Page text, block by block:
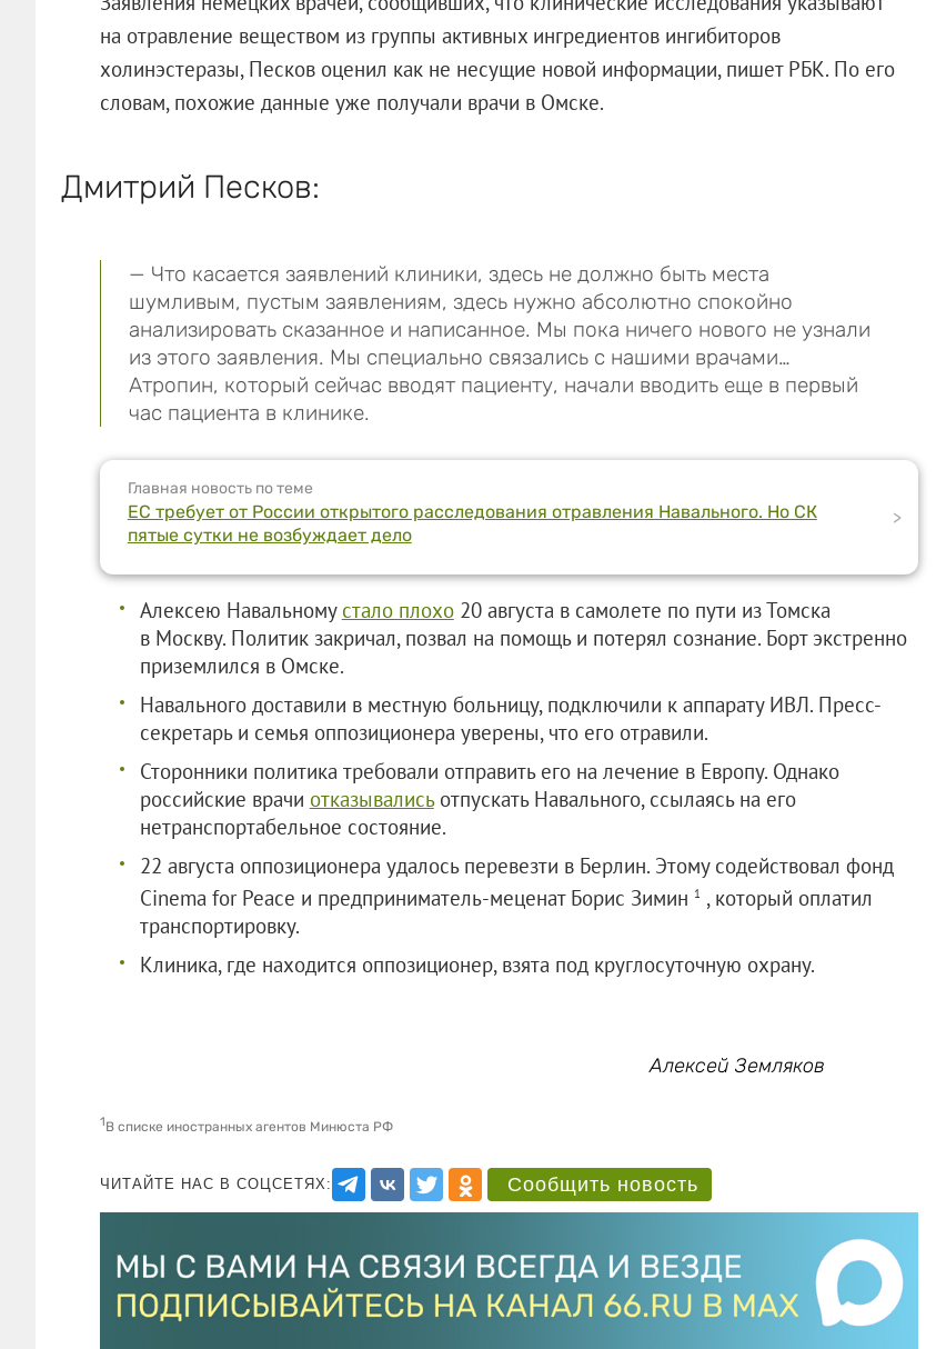
на отравление веществом из группы активных ингредиентов ингибиторов
холинэстеразы, Песков оценил как не несущие новой информации, пишет РБК. По его
словам, похожие данные уже получали врачи в Омске.
Дмитрий Песков:
— Что касается заявлений клиники, здесь не должно быть места
шумливым, пустым заявлениям, здесь нужно абсолютно спокойно
анализировать сказанное и написанное. Мы пока ничего нового не узнали
из этого заявления. Мы специально связались с нашими врачами…
Атропин, который сейчас вводят пациенту, начали вводить еще в первый
час пациента в клинике.
Главная новость по теме
ЕС требует от России открытого расследования отравления Навального. Но СК
пятые сутки не возбуждает дело
>
Алексею Навальному стало плохо20 августа в самолете по пути из Томска
в Москву. Политик закричал, позвал на помощь и потерял сознание. Борт экстренно
приземлился в Омске.
Навального доставили в местную больницу, подключили к аппарату ИВЛ. Пресс-
секретарь и семья оппозиционера уверены, что его отравили.
Сторонники политика требовали отправить его на лечение в Европу. Однако
российские врачи отказывалисьотпускать Навального, ссылаясь на его
нетранспортабельное состояние.
22 августа оппозиционера удалось перевезти в Берлин. Этому содействовал фонд
Cinema for Peace и предприниматель-меценат Борис Зимин 1 , который оплатил
транспортировку.
Клиника, где находится оппозиционер, взята под круглосуточную охрану.
Алексей Земляков
1В списке иностранных агентов Минюста РФ
ЧИТАЙТЕ НАС В СОЦСЕТЯХ: Сообщить новость